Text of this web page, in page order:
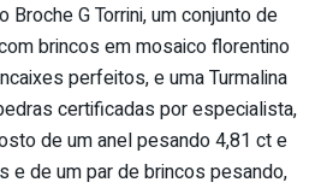
G Torrini, um conjunto de
brincos em mosaico florentino
perfeitos, e uma Turmalina
certificadas por especialista,
de um anel pesando 4,81 ct e
e de um par de brincos pesando,